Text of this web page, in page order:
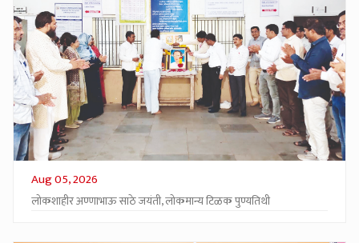
Aug 05, 2026
लोकशाहीर अण्णाभाऊ साठे जयंती, लोकमान्य टिळक पुण्यतिथी